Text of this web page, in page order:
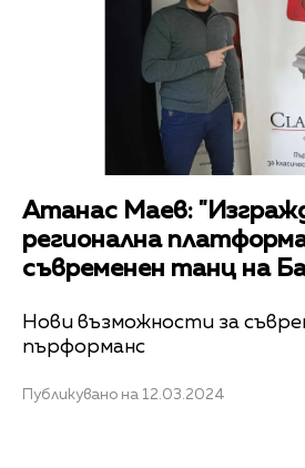
Атанас Маев:
регионална
съвременен танц на
Нови възможности за
пърформанс
Публикувано на 12.03.2024